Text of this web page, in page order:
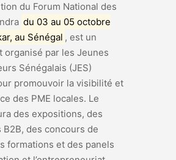
du Forum National des
du 03 au 05 octobre
au Sénégal , est un
organisé par les Jeunes
Sénégalais (JES)
promouvoir la visibilité et
des PME locales. Le
des expositions, des
des concours de
formations et des panels